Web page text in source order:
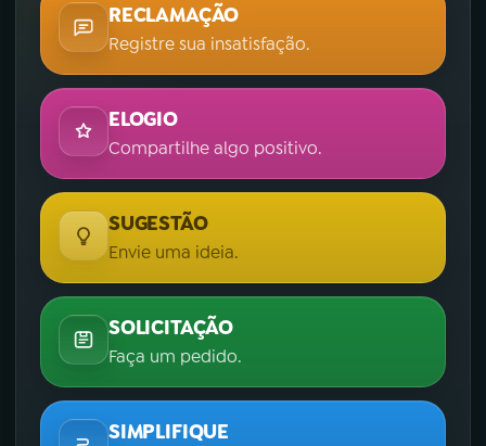
RECLAMAÇÃO
Registre sua insatisfação.
ELOGIO
Compartilhe algo positivo.
SUGESTÃO
Envie uma ideia.
SOLICITAÇÃO
Faça um pedido.
SIMPLIFIQUE